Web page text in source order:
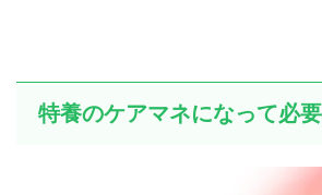
特養のケアマネになって必